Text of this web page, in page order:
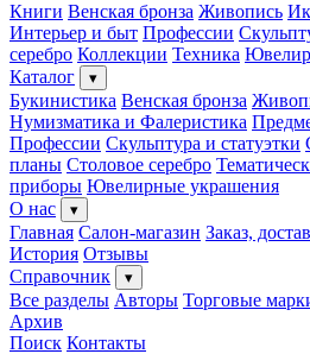
Книги Венская бронза Живопись
Интерьер и быт Профессии
серебро Коллекции Техника
Каталог
▾
Букинистика Венская бронза
Нумизматика и Фалеристика
Профессии Скульптура и статуэтки
планы Столовое серебро
приборы Ювелирные украшения
О нас
▾
Главная Салон-магазин Заказ,
История Отзывы
Справочник
▾
Все разделы Авторы Торговые
Архив
Поиск Контакты